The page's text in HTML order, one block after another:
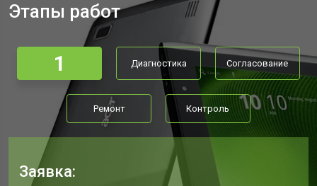
Этапы работ
1 Диагностика Согласование
Ремонт Контроль
Заявка: